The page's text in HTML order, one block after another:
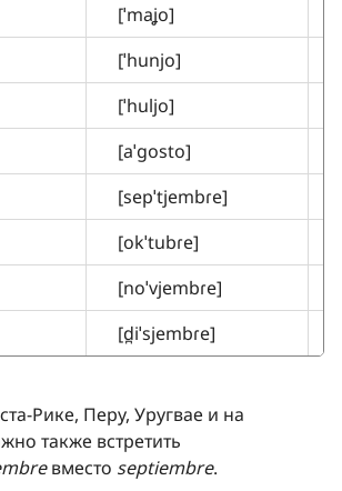
[ˈmaʝo]
[ˈhunjo]
[ˈhuljo]
[aˈgosto]
[sepˈtjembɾe]
[okˈtubɾe]
[noˈvjembɾe]
[d̪iˈsjembɾe]
Рике, Перу, Уругвае и на
также встретить
вместо septiembre.